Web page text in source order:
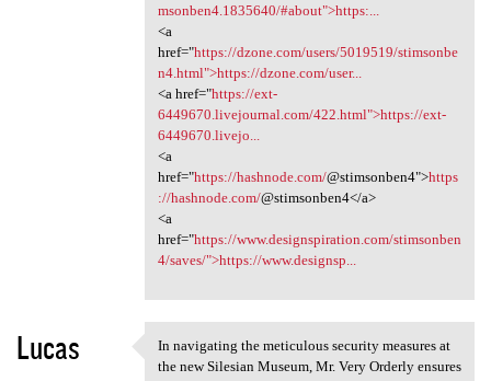
msonben4.1835640/#about">https:...
<a
href="https://dzone.com/users/5019519/stimsonbe
n4.html">https://dzone.com/user...
<a href="https://ext-
6449670.livejournal.com/422.html">https://ext-
6449670.livejo...
<a
href="https://hashnode.com/@stimsonben4">https
://hashnode.com/@stimsonben4</a>
<a
href="https://www.designspiration.com/stimsonben
4/saves/">https://www.designsp...
Lucas
In navigating the meticulous
In navigating the meticulous security measures at
the new Silesian Museum, Mr. Very Orderly ensures